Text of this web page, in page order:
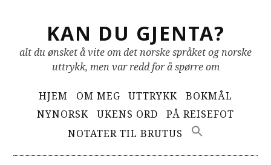
content KAN DU GJENTA?
alt du ønsket å vite om det norske språket og norske
uttrykk, men var redd for å spørre om
Primary
Menu
HJEM OM MEG UTTRYKK
BOKMÅL
NYNORSK
UKENS ORD
PÅ REISEFOT
NOTATER TIL BRUTUS